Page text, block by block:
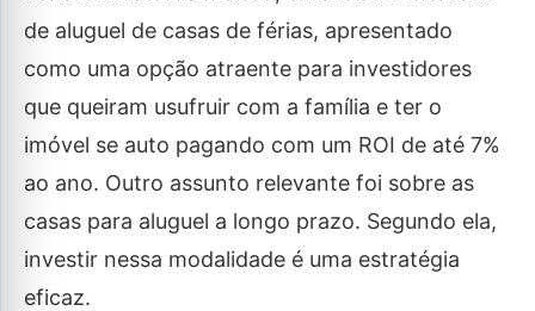
de aluguel de casas de férias, apresentado
como uma opção atraente para investidores
que queiram usufruir com a família e ter o
imóvel se auto pagando com um ROI de até 7%
ao ano. Outro assunto relevante foi sobre as
casas para aluguel a longo prazo. Segundo ela,
investir nessa modalidade é uma estratégia
eficaz.